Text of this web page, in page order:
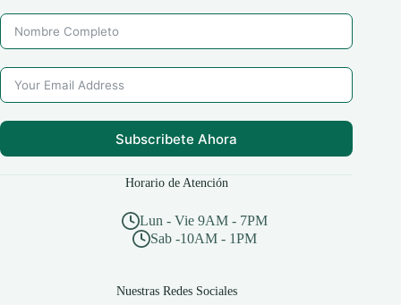
Subscribete Ahora
Horario de Atención
Lun - Vie 9AM - 7PM
Sab -10AM - 1PM
Nuestras Redes Sociales